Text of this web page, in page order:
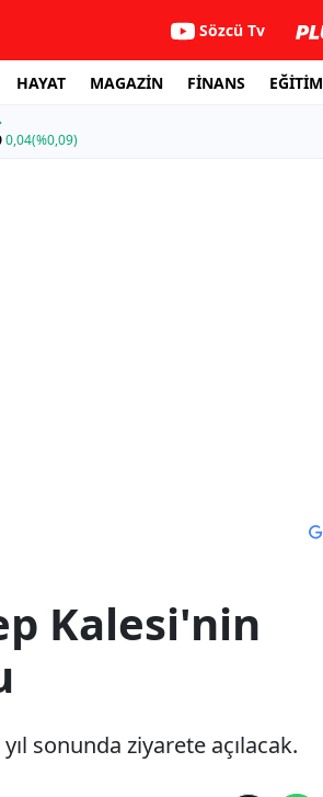
Sözcü Tv
HAYAT MAGAZİN FİNANS EĞİTİM
0,04(%0,09)
Kalesi'nin
sonunda ziyarete açılacak.